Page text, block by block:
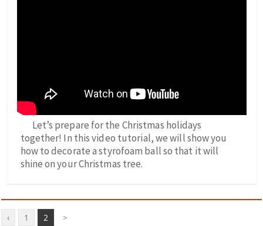
Let’s prepare for the Christmas holidays
together! In this video tutorial, we will show you
how to decorate a styrofoam ball so that it will
shine on your Christmas tree.
‹ 1 2 >